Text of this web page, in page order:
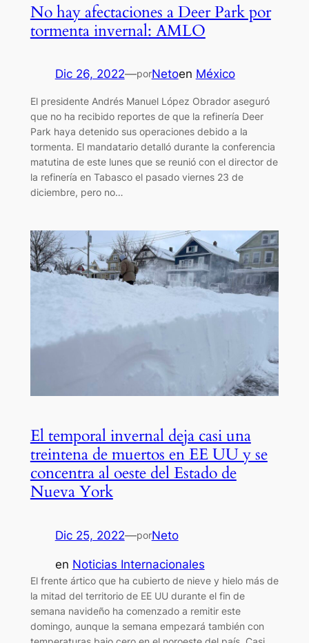
No hay afectaciones a Deer Park por
tormenta invernal: AMLO
Dic 26, 2022—porNetoen México
El presidente Andrés Manuel López Obrador aseguró
que no ha recibido reportes de que la refinería Deer
Park haya detenido sus operaciones debido a la
tormenta. El mandatario detalló durante la conferencia
matutina de este lunes que se reunió con el director de
la refinería en Tabasco el pasado viernes 23 de
diciembre, pero no…
El temporal invernal deja casi una
treintena de muertos en EE UU y se
concentra al oeste del Estado de
Nueva York
Dic 25, 2022—porNeto
en Noticias Internacionales
El frente ártico que ha cubierto de nieve y hielo más de
la mitad del territorio de EE UU durante el fin de
semana navideño ha comenzado a remitir este
domingo, aunque la semana empezará también con